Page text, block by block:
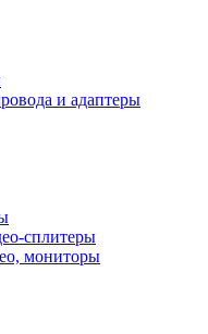
и адаптеры
сплитеры
мониторы